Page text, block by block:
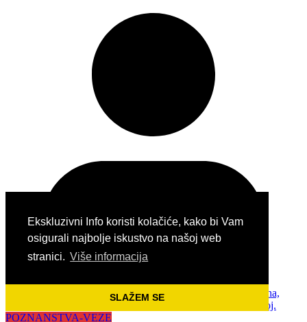
Ekskluzivni Info koristi kolačiće, kako bi Vam
osigurali najbolje iskustvo na našoj web
stranici. Više informacija
SLAŽEM SE
POZNANSTVA-VEZE